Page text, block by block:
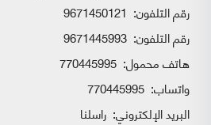
رقم التلفون: 9671450121
رقم التلفون: 9671445993
هاتف محمول: 770445995
واتساب:
البريد الإلكتروني: راسلنا